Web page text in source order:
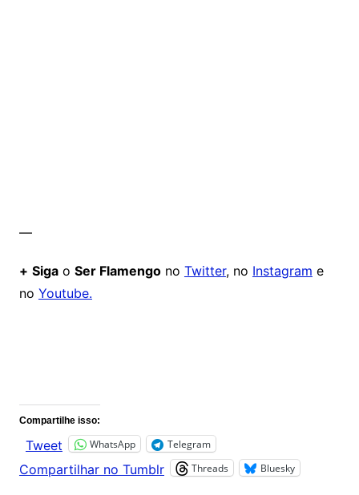
—
+ Sigao Ser Flamengono Twitter, no Instagram e
no Youtube.
Compartilhe isso:
Tweet WhatsApp Telegram
Compartilhar no Tumblr Threads Bluesky